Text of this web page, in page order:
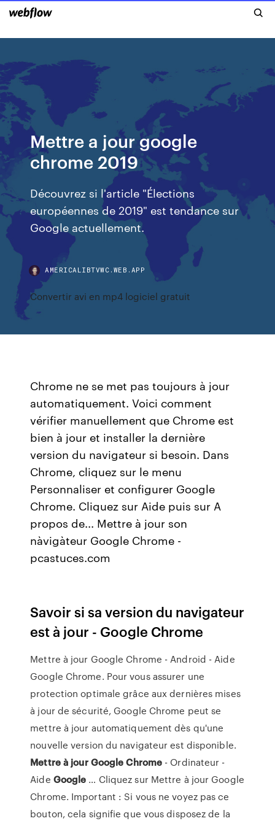
Mettre a jour google
chrome 2019
Découvrez si l'article "Élections
européennes de 2019" est tendance sur
Google actuellement.
AMERICALIBTVWC.WEB.APP
Convertir avi en mp4 logiciel gratuit
Chrome ne se met pas toujours à jour
automatiquement. Voici comment
vérifier manuellement que Chrome est
bien à jour et installer la dernière
version du navigateur si besoin. Dans
Chrome, cliquez sur le menu
Personnaliser et configurer Google
Chrome. Cliquez sur Aide puis sur A
propos de... Mettre à jour son
nàvigàteur Google Chrome -
pcastuces.com
Savoir si sa version du navigateur
est à jour - Google Chrome
Mettre à jour Google Chrome - Android - Aide
Google Chrome. Pour vous assurer une
protection optimale grâce aux dernières mises
à jour de sécurité, Google Chrome peut se
mettre à jour automatiquement dès qu'une
nouvelle version du navigateur est disponible.
Mettreà jour Google Chrome - Ordinateur -
Aide Google … Cliquez sur Mettre à jour Google
Chrome. Important : Si vous ne voyez pas ce
bouton, cela signifie que vous disposez de la